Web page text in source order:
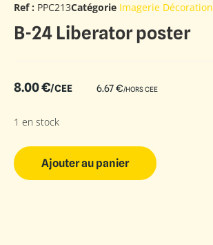
Ref : PPC213Catégorie Imagerie Décoration
B-24 Liberator poster
8.00€/CEE 6.67€/HORS CEE
1 en stock
Ajouter au panier